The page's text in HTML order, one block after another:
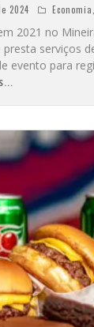
2024 Economia
2021 no
presta serviços
evento para